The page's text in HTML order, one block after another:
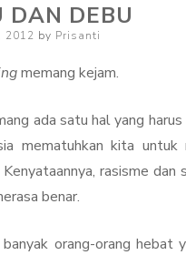
DAN DEBU
2012 by Prisanti
memang kejam.
ada satu hal yang
mematuhkan kita untuk
rasisme
benar.
banyak orang-orang hebat